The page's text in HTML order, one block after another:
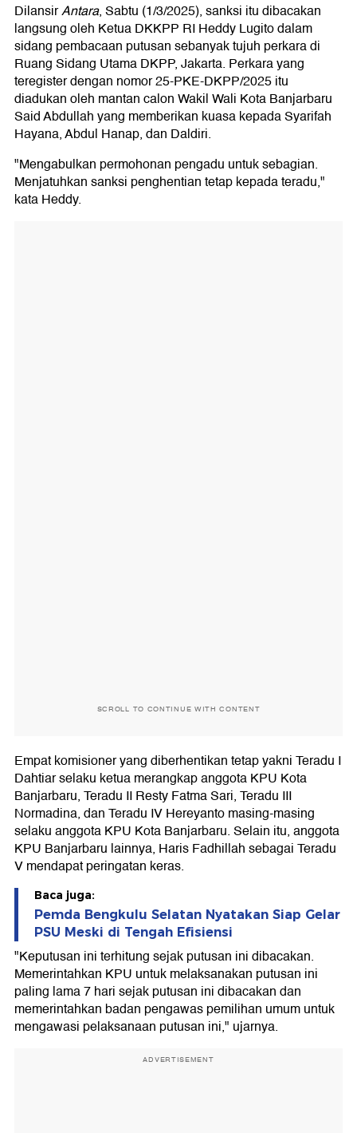
DilansirAntara, Sabtu (1/3/2025), sanksi itu dibacakan
langsung oleh Ketua DKKPP RI Heddy Lugito dalam
sidang pembacaan putusan sebanyak tujuh perkara di
Ruang Sidang Utama DKPP, Jakarta. Perkara yang
teregister dengan nomor 25-PKE-DKPP/2025 itu
diadukan oleh mantan calon Wakil Wali Kota Banjarbaru
Said Abdullah yang memberikan kuasa kepada Syarifah
Hayana, Abdul Hanap, dan Daldiri.
"Mengabulkan permohonan pengadu untuk sebagian.
Menjatuhkan sanksi penghentian tetap kepada teradu,"
kata Heddy.
SCROLL TO CONTINUE WITH CONTENT
Empat komisioner yang diberhentikan tetap yakni Teradu I
Dahtiar selaku ketua merangkap anggota KPU Kota
Banjarbaru, Teradu II Resty Fatma Sari, Teradu III
Normadina, dan Teradu IV Hereyanto masing-masing
selaku anggota KPU Kota Banjarbaru. Selain itu, anggota
KPU Banjarbaru lainnya, Haris Fadhillah sebagai Teradu
V mendapat peringatan keras.
Baca juga:
Pemda Bengkulu Selatan Nyatakan Siap Gelar
PSU Meski di Tengah Efisiensi
"Keputusan ini terhitung sejak putusan ini dibacakan.
Memerintahkan KPU untuk melaksanakan putusan ini
paling lama 7 hari sejak putusan ini dibacakan dan
memerintahkan badan pengawas pemilihan umum untuk
mengawasi pelaksanaan putusan ini," ujarnya.
ADVERTISEMENT